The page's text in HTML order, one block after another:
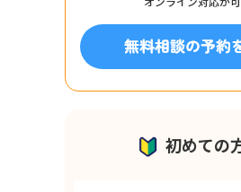
初めての